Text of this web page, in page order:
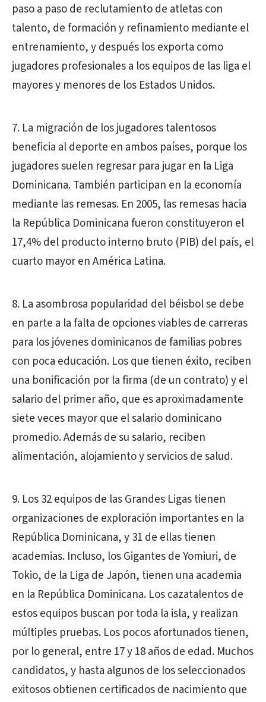
paso a paso de reclutamiento de atletas con
talento, de formación y refinamiento mediante el
entrenamiento, y después los exporta como
jugadores profesionales a los equipos de las liga el
mayores y menores de los Estados Unidos.
7. La migración de los jugadores talentosos
beneficia al deporte en ambos países, porque los
jugadores suelen regresar para jugar en la Liga
Dominicana. También participan en la economía
mediante las remesas. En 2005, las remesas hacia
la República Dominicana fueron constituyeron el
17,4% del producto interno bruto (PIB) del país, el
cuarto mayor en América Latina.
8. La asombrosa popularidad del béisbol se debe
en parte a la falta de opciones viables de carreras
para los jóvenes dominicanos de familias pobres
con poca educación. Los que tienen éxito, reciben
una bonificación por la firma (de un contrato) y el
salario del primer año, que es aproximadamente
siete veces mayor que el salario dominicano
promedio. Además de su salario, reciben
alimentación, alojamiento y servicios de salud.
9. Los 32 equipos de las Grandes Ligas tienen
organizaciones de exploración importantes en la
República Dominicana, y 31 de ellas tienen
academias. Incluso, los Gigantes de Yomiuri, de
Tokio, de la Liga de Japón, tienen una academia
en la República Dominicana. Los cazatalentos de
estos equipos buscan por toda la isla, y realizan
múltiples pruebas. Los pocos afortunados tienen,
por lo general, entre 17 y 18 años de edad. Muchos
candidatos, y hasta algunos de los seleccionados
exitosos obtienen certificados de nacimiento que